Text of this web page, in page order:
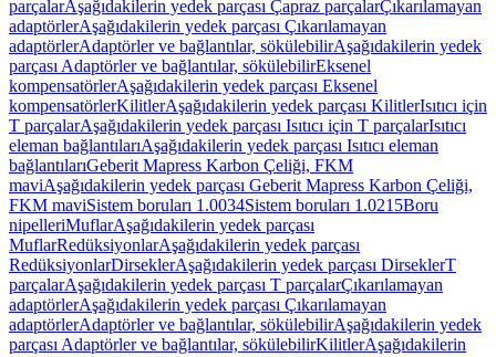
parçalarAşağıdakilerin yedek parçası Çapraz parçalarÇıkarılamayan
adaptörlerAşağıdakilerin yedek parçası Çıkarılamayan
adaptörlerAdaptörler ve bağlantılar, sökülebilirAşağıdakilerin yedek
parçası Adaptörler ve bağlantılar, sökülebilirEksenel
kompensatörlerAşağıdakilerin yedek parçası Eksenel
kompensatörlerKilitlerAşağıdakilerin yedek parçası KilitlerIsıtıcı için
T parçalarAşağıdakilerin yedek parçası Isıtıcı için T parçalarIsıtıcı
eleman bağlantılarıAşağıdakilerin yedek parçası Isıtıcı eleman
bağlantılarıGeberit Mapress Karbon Çeliği, FKM
maviAşağıdakilerin yedek parçası Geberit Mapress Karbon Çeliği,
FKM maviSistem boruları 1.0034Sistem boruları 1.0215Boru
nipelleriMuflarAşağıdakilerin yedek parçası
MuflarRedüksiyonlarAşağıdakilerin yedek parçası
RedüksiyonlarDirseklerAşağıdakilerin yedek parçası DirseklerT
parçalarAşağıdakilerin yedek parçası T parçalarÇıkarılamayan
adaptörlerAşağıdakilerin yedek parçası Çıkarılamayan
adaptörlerAdaptörler ve bağlantılar, sökülebilirAşağıdakilerin yedek
parçası Adaptörler ve bağlantılar, sökülebilirKilitlerAşağıdakilerin